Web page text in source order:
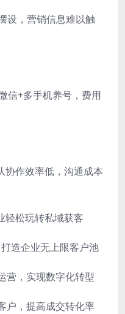
设，营销信息难以触
信+多手机养号，费用
协作效率低，沟通成本
轻松玩转私域获客
造企业无上限客户池
营，实现数字化转型
户，提高成交转化率